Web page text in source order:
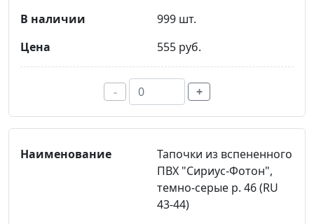
999 шт.
555 руб.
- +
Тапочки из вспененного
ПВХ "Сириус-Фотон",
темно-серые р. 46 (RU
43-44)